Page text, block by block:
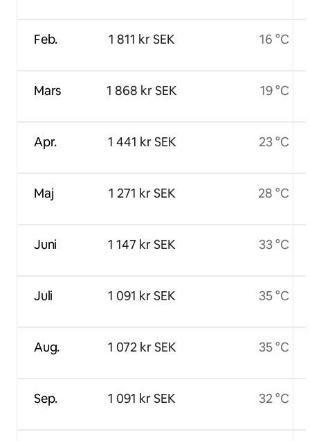
Feb.
Mars
Apr.
Maj
Juni
Juli
Aug.
Sep.
1 811 kr SEK
1 868 kr SEK
1 441 kr SEK
1 271 kr SEK
1 147 kr SEK
1 091 kr SEK
1 072 kr SEK
1 091 kr SEK
16 °C
19 °C
23 °C
28 °C
33 °C
35 °C
35 °C
32 °C